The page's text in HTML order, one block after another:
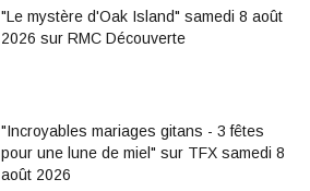
"Le mystère d'Oak Island" samedi 8 août
2026 sur RMC Découverte
"Incroyables mariages gitans - 3 fêtes
pour une lune de miel" sur TFX samedi 8
août 2026